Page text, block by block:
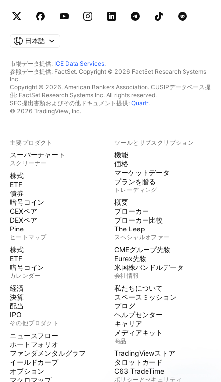
日本語
市場データ提供: ICE Data Services.
参照データ提供: FactSet. Copyright © 2026 FactSet Research Systems
Inc.
Copyright © 2026, American Bankers Association. CUSIPデータベース提
供: FactSet Research Systems Inc. All rights reserved.
SEC提出書類およびその他ドキュメント提供: Quartr.
© 2026 TradingView, Inc.
主要プロダクト
スーパーチャート
スクリーナー
株式
ETF
債券
暗号コイン
CEXペア
DEXペア
Pine
ヒートマップ
株式
ETF
暗号コイン
カレンダー
経済
決算
配当
IPO
その他プロダクト
ニュースフロー
ポートフォリオ
ファンダメンタルグラフ
イールドカーブ
オプション
マクロマップ
ツールとサブスクリプション
機能
価格
マーケットデータ
プランを贈る
トレーディング
概要
ブローカー
ブローカー比較
The Leap
スペシャルオファー
CMEグループ先物
Eurex先物
米国株バンドルデータ
会社情報
私たちについて
スペースミッション
ブログ
ヘルプセンター
キャリア
メディアキット
商品
TradingViewストア
タロットカード
C63 TradeTime
ポリシーとセキュリティ